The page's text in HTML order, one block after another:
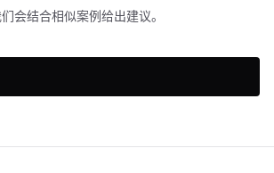
会结合相似案例给出建议。